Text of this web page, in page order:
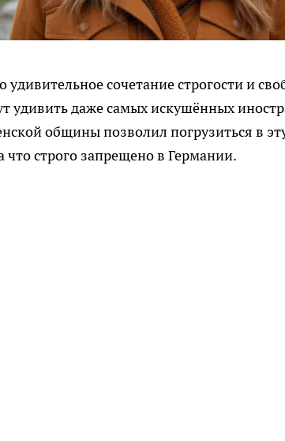
сочетание строгости и
удивить даже самых искушённых
общины позволил погрузиться в
что строго запрещено в Германии.